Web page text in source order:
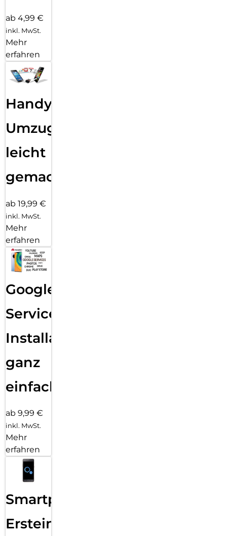
ab 4,99 €
inkl. MwSt.
Mehr
erfahren
Handy
Umzug
leicht
gemacht!
ab 19,99 €
inkl. MwSt.
Mehr
erfahren
Google
Services
Installation
ganz
einfach
ab 9,99 €
inkl. MwSt.
Mehr
erfahren
Smartphone
Ersteinrichtung